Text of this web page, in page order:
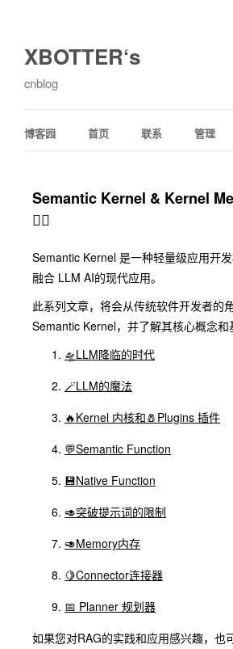
XBOTTER‘s
cnblog
博客园 首页 联系 管理
Semantic Kernel & Kernel
❤️‍🔥
Semantic Kernel 是一种轻量级应用开
融合 LLM AI的现代应用。
此系列文章，将会从传统软件开发者的
Semantic Kernel，并了解其核心概念和
🛸LLM降临的时代
🪄LLM的魔法
🔥Kernel 内核和🧂Plugins 插件
💬Semantic Function
💾Native Function
🥑突破提示词的限制
🥑Memory内存
🍋Connector连接器
📅 Planner 规划器
如果您对RAG的实践和应用感兴趣，也